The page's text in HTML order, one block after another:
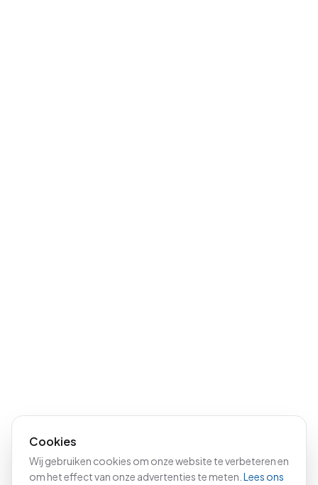
Cookies
Wij gebruiken cookies om onze website te verbeteren en
om het effect van onze advertenties te meten. Lees ons